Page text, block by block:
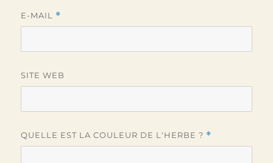
E-MAIL *
SITE WEB
QUELLE EST LA COULEUR DE L'HERBE ? *